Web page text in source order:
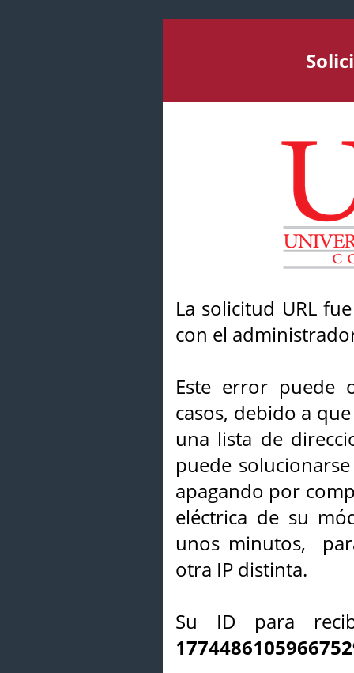
La solicitud URL
con el
Este error puede
casos, debido a
una lista de
puede
apagando por
eléctrica de su
unos minutos,
otra IP distinta.
Su ID para